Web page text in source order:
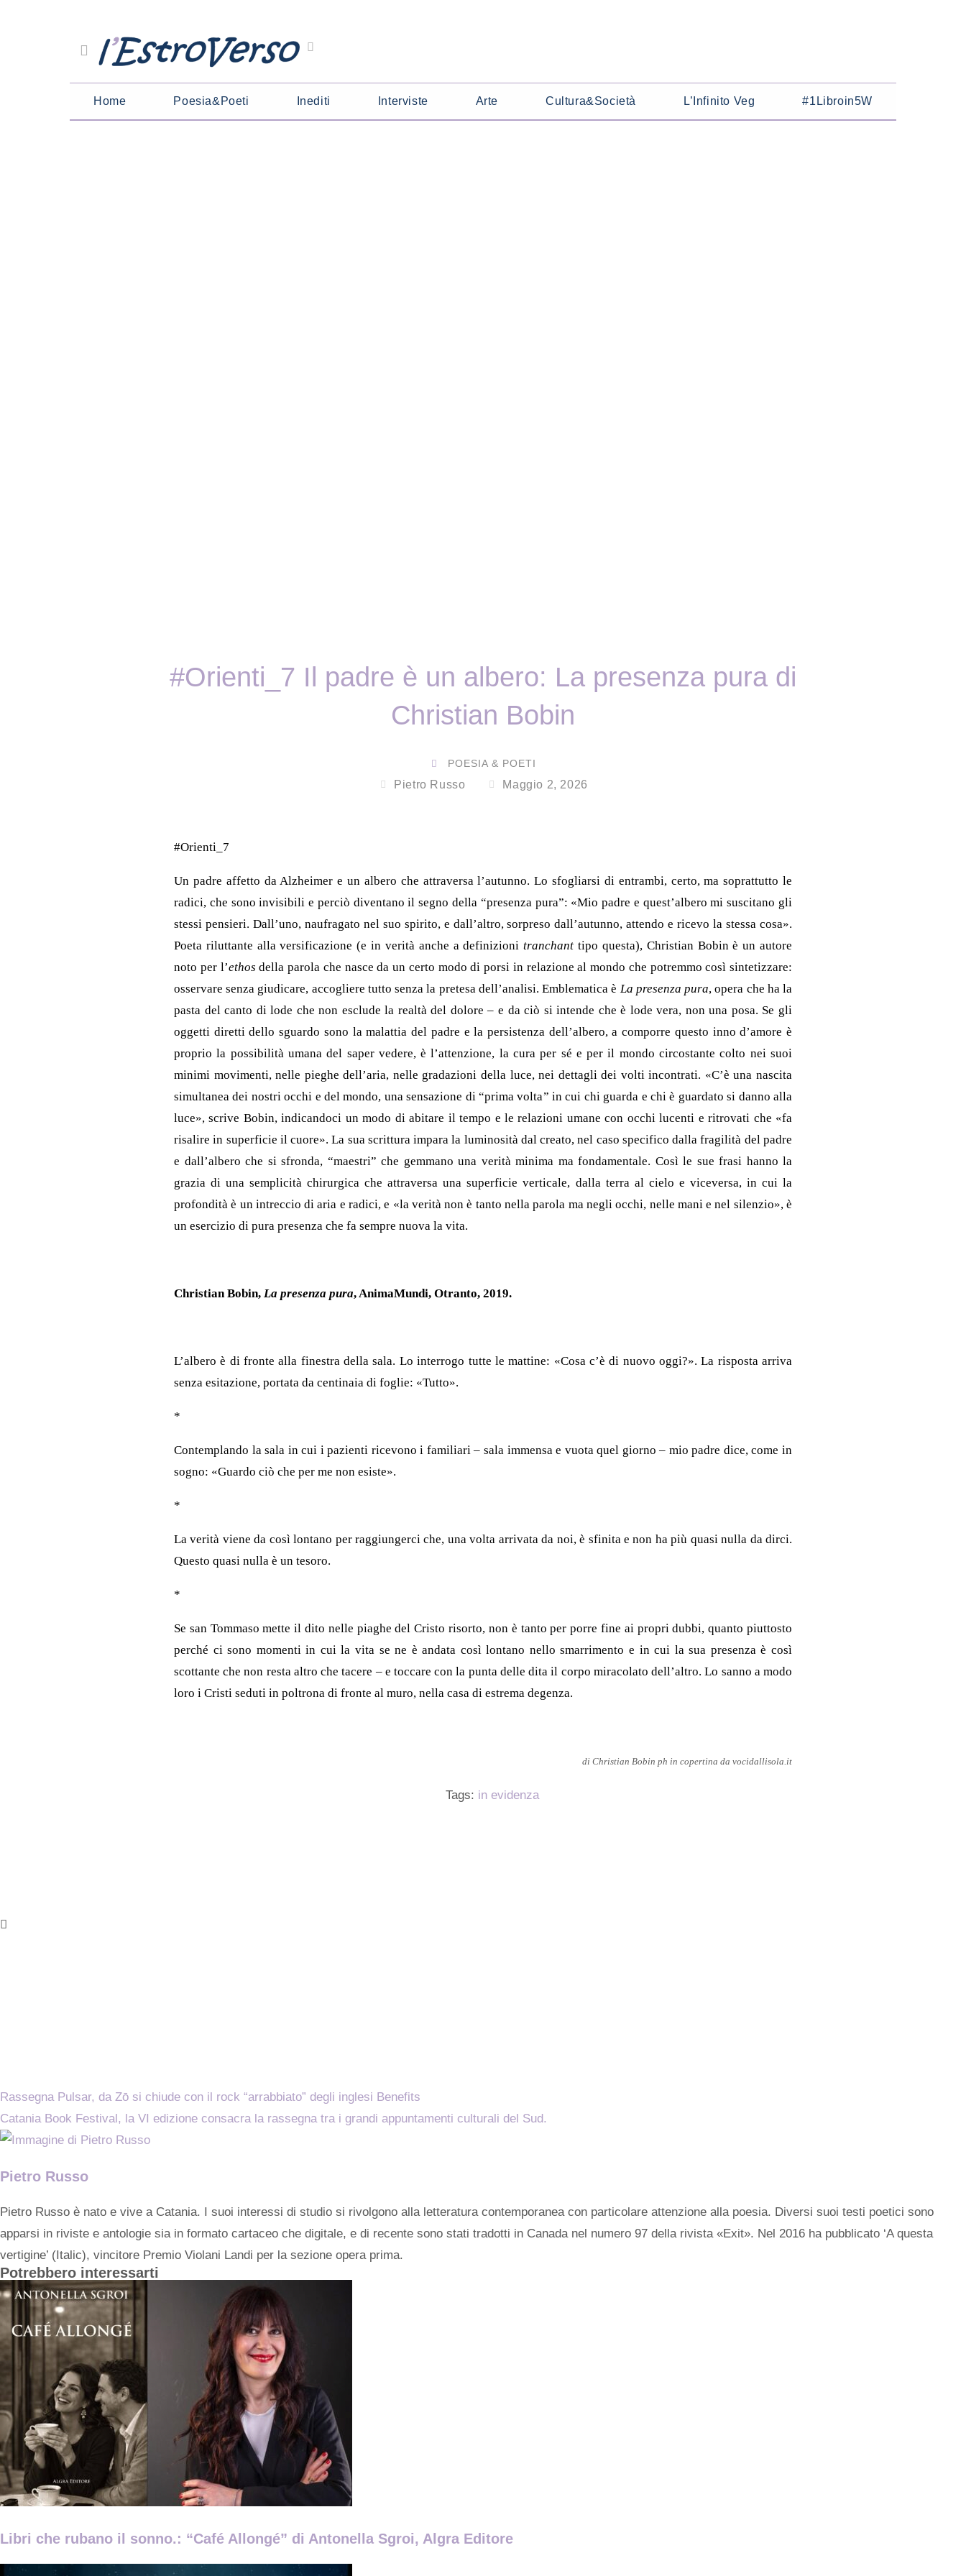
Home Poesia&Poeti Inediti Interviste Arte Cultura&Società L’Infinito Veg #1Libroin5W
#Orienti_7 Il padre è un albero: La presenza pura di
Christian Bobin
POESIA & POETI
Pietro Russo Maggio 2, 2026
#Orienti_7
Un padre affetto da Alzheimer e un albero che attraversa l’autunno. Lo sfogliarsi di entrambi, certo, ma soprattutto le
radici, che sono invisibili e perciò diventano il segno della “presenza pura”: «Mio padre e quest’albero mi suscitano gli
stessi pensieri. Dall’uno, naufragato nel suo spirito, e dall’altro, sorpreso dall’autunno, attendo e ricevo la stessa cosa».
Poeta riluttante alla versificazione (e in verità anche a definizionitranchant tipo questa), Christian Bobin è un autore
noto per l’ethos della parola che nasce da un certo modo di porsi in relazione al mondo che potremmo così sintetizzare:
osservare senza giudicare, accogliere tutto senza la pretesa dell’analisi. Emblematica è La presenza pura, opera che ha la
pasta del canto di lode che non esclude la realtà del dolore – e da ciò si intende che è lode vera, non una posa. Se gli
oggetti diretti dello sguardo sono la malattia del padre e la persistenza dell’albero, a comporre questo inno d’amore è
proprio la possibilità umana del saper vedere, è l’attenzione, la cura per sé e per il mondo circostante colto nei suoi
minimi movimenti, nelle pieghe dell’aria, nelle gradazioni della luce, nei dettagli dei volti incontrati. «C’è una nascita
simultanea dei nostri occhi e del mondo, una sensazione di “prima volta” in cui chi guarda e chi è guardato si danno alla
luce», scrive Bobin, indicandoci un modo di abitare il tempo e le relazioni umane con occhi lucenti e ritrovati che «fa
risalire in superficie il cuore». La sua scrittura impara la luminosità dal creato, nel caso specifico dalla fragilità del padre
e dall’albero che si sfronda, “maestri” che gemmano una verità minima ma fondamentale. Così le sue frasi hanno la
grazia di una semplicità chirurgica che attraversa una superficie verticale, dalla terra al cielo e viceversa, in cui la
profondità è un intreccio di aria e radici, e «la verità non è tanto nella parola ma negli occhi, nelle mani e nel silenzio», è
un esercizio di pura presenza che fa sempre nuova la vita.
Christian Bobin, La presenza pura, AnimaMundi, Otranto, 2019.
L’albero è di fronte alla finestra della sala. Lo interrogo tutte le mattine: «Cosa c’è di nuovo oggi?». La risposta arriva
senza esitazione, portata da centinaia di foglie: «Tutto».
*
Contemplando la sala in cui i pazienti ricevono i familiari – sala immensa e vuota quel giorno – mio padre dice, come in
sogno: «Guardo ciò che per me non esiste».
*
La verità viene da così lontano per raggiungerci che, una volta arrivata da noi, è sfinita e non ha più quasi nulla da dirci.
Questo quasi nulla è un tesoro.
*
Se san Tommaso mette il dito nelle piaghe del Cristo risorto, non è tanto per porre fine ai propri dubbi, quanto piuttosto
perché ci sono momenti in cui la vita se ne è andata così lontano nello smarrimento e in cui la sua presenza è così
scottante che non resta altro che tacere – e toccare con la punta delle dita il corpo miracolato dell’altro. Lo sanno a modo
loro i Cristi seduti in poltrona di fronte al muro, nella casa di estrema degenza.
di Christian Bobin ph in copertina da vocidallisola.it
Tags: in evidenza
Rassegna Pulsar, da Zō si chiude con il rock “arrabbiato” degli inglesi Benefits
Catania Book Festival, la VI edizione consacra la rassegna tra i grandi appuntamenti culturali del Sud.
Pietro Russo
Pietro Russo è nato e vive a Catania. I suoi interessi di studio si rivolgono alla letteratura contemporanea con particolare attenzione alla poesia. Diversi suoi testi poetici sono
apparsi in riviste e antologie sia in formato cartaceo che digitale, e di recente sono stati tradotti in Canada nel numero 97 della rivista «Exit». Nel 2016 ha pubblicato ‘A questa
vertigine’ (Italic), vincitore Premio Violani Landi per la sezione opera prima.
Potrebbero interessarti
Libri che rubano il sonno.: “Café Allongé” di Antonella Sgroi, Algra Editore